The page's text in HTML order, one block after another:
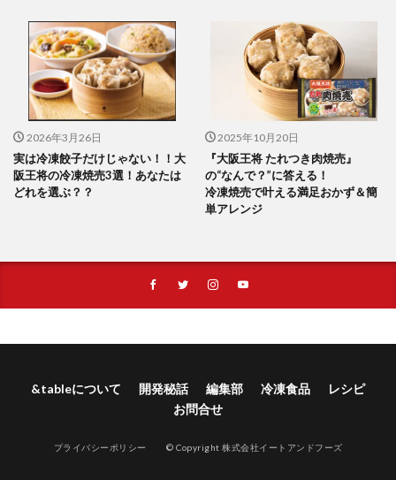
2026年3月26日
実は冷凍餃子だけじゃない！！大
阪王将の冷凍焼売3選！あなたは
どれを選ぶ？？
2025年10月20日
『大阪王将 たれつき肉焼売』
の“なんで？”に答える！
冷凍焼売で叶える満足おかず＆簡
単アレンジ
&tableについて 開発秘話 編集部 冷凍食品
レシピ
お問合せ
プライバシーポリシー © Copyright 株式会社イートアンドフーズ